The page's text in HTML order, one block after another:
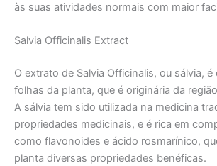
às suas atividades normais com maior
Salvia Officinalis Extract
O extrato de Salvia Officinalis, ou sálvia,
folhas da planta, que é originária da
A sálvia tem sido utilizada na medicina
propriedades medicinais, e é rica em
como flavonoides e ácido rosmarínico,
planta diversas propriedades benéficas.